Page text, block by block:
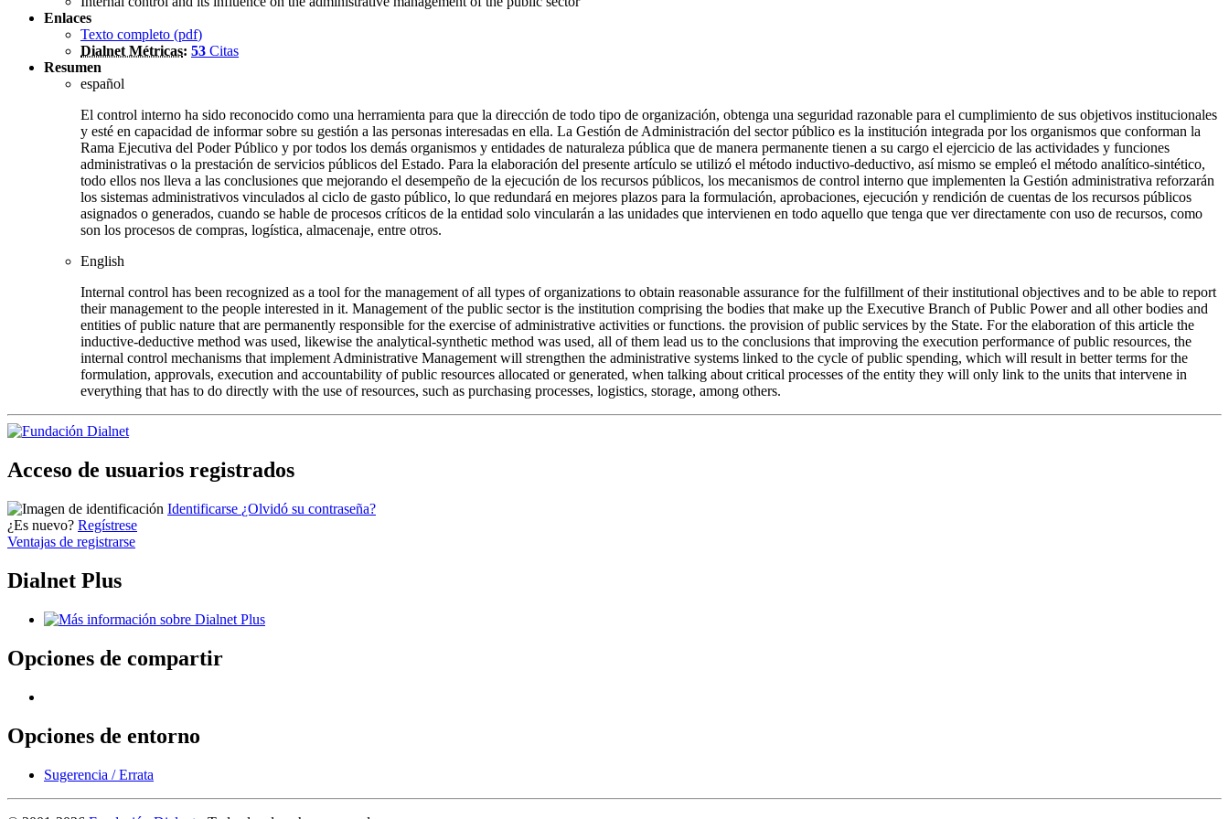
Enlaces
Texto completo (pdf)
Dialnet Métricas: 53 Citas
Resumen
español
El control interno ha sido reconocido como una herramienta para que la dirección de todo tipo de organización, obtenga una seguridad razonable para el cumplimiento de sus objetivos institucionales
y esté en capacidad de informar sobre su gestión a las personas interesadas en ella. La Gestión de Administración del sector público es la institución integrada por los organismos que conforman la
Rama Ejecutiva del Poder Público y por todos los demás organismos y entidades de naturaleza pública que de manera permanente tienen a su cargo el ejercicio de las actividades y funciones
administrativas o la prestación de servicios públicos del Estado. Para la elaboración del presente artículo se utilizó el método inductivo-deductivo, así mismo se empleó el método analítico-sintético,
todo ellos nos lleva a las conclusiones que mejorando el desempeño de la ejecución de los recursos públicos, los mecanismos de control interno que implementen la Gestión administrativa reforzarán
los sistemas administrativos vinculados al ciclo de gasto público, lo que redundará en mejores plazos para la formulación, aprobaciones, ejecución y rendición de cuentas de los recursos públicos
asignados o generados, cuando se hable de procesos críticos de la entidad solo vincularán a las unidades que intervienen en todo aquello que tenga que ver directamente con uso de recursos, como
son los procesos de compras, logística, almacenaje, entre otros.
English
Internal control has been recognized as a tool for the management of all types of organizations to obtain reasonable assurance for the fulfillment of their institutional objectives and to be able to report
their management to the people interested in it. Management of the public sector is the institution comprising the bodies that make up the Executive Branch of Public Power and all other bodies and
entities of public nature that are permanently responsible for the exercise of administrative activities or functions. the provision of public services by the State. For the elaboration of this article the
inductive-deductive method was used, likewise the analytical-synthetic method was used, all of them lead us to the conclusions that improving the execution performance of public resources, the
internal control mechanisms that implement Administrative Management will strengthen the administrative systems linked to the cycle of public spending, which will result in better terms for the
formulation, approvals, execution and accountability of public resources allocated or generated, when talking about critical processes of the entity they will only link to the units that intervene in
everything that has to do directly with the use of resources, such as purchasing processes, logistics, storage, among others.
Acceso de usuarios registrados
Identificarse ¿Olvidó su contraseña?
¿Es nuevo? Regístrese
Ventajas de registrarse
Dialnet Plus
Opciones de compartir
Opciones de entorno
Sugerencia / Errata